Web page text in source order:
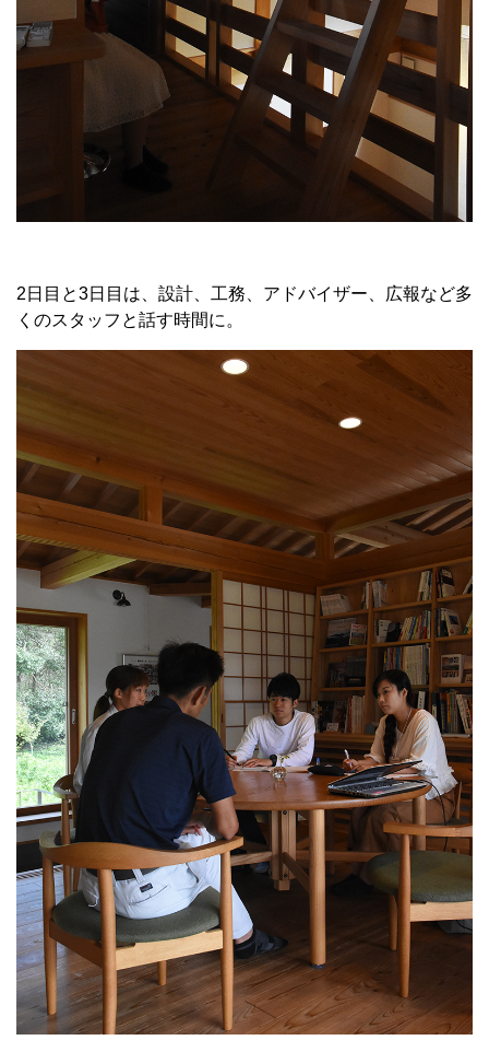
2日目と3日目は、設計、工務、アドバイザー、広報など多
くのスタッフと話す時間に。